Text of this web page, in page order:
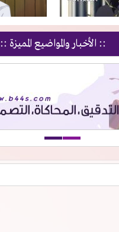
1, 2, 3 & 4of 10
:: الأخبار والمواضيع المميزة ::